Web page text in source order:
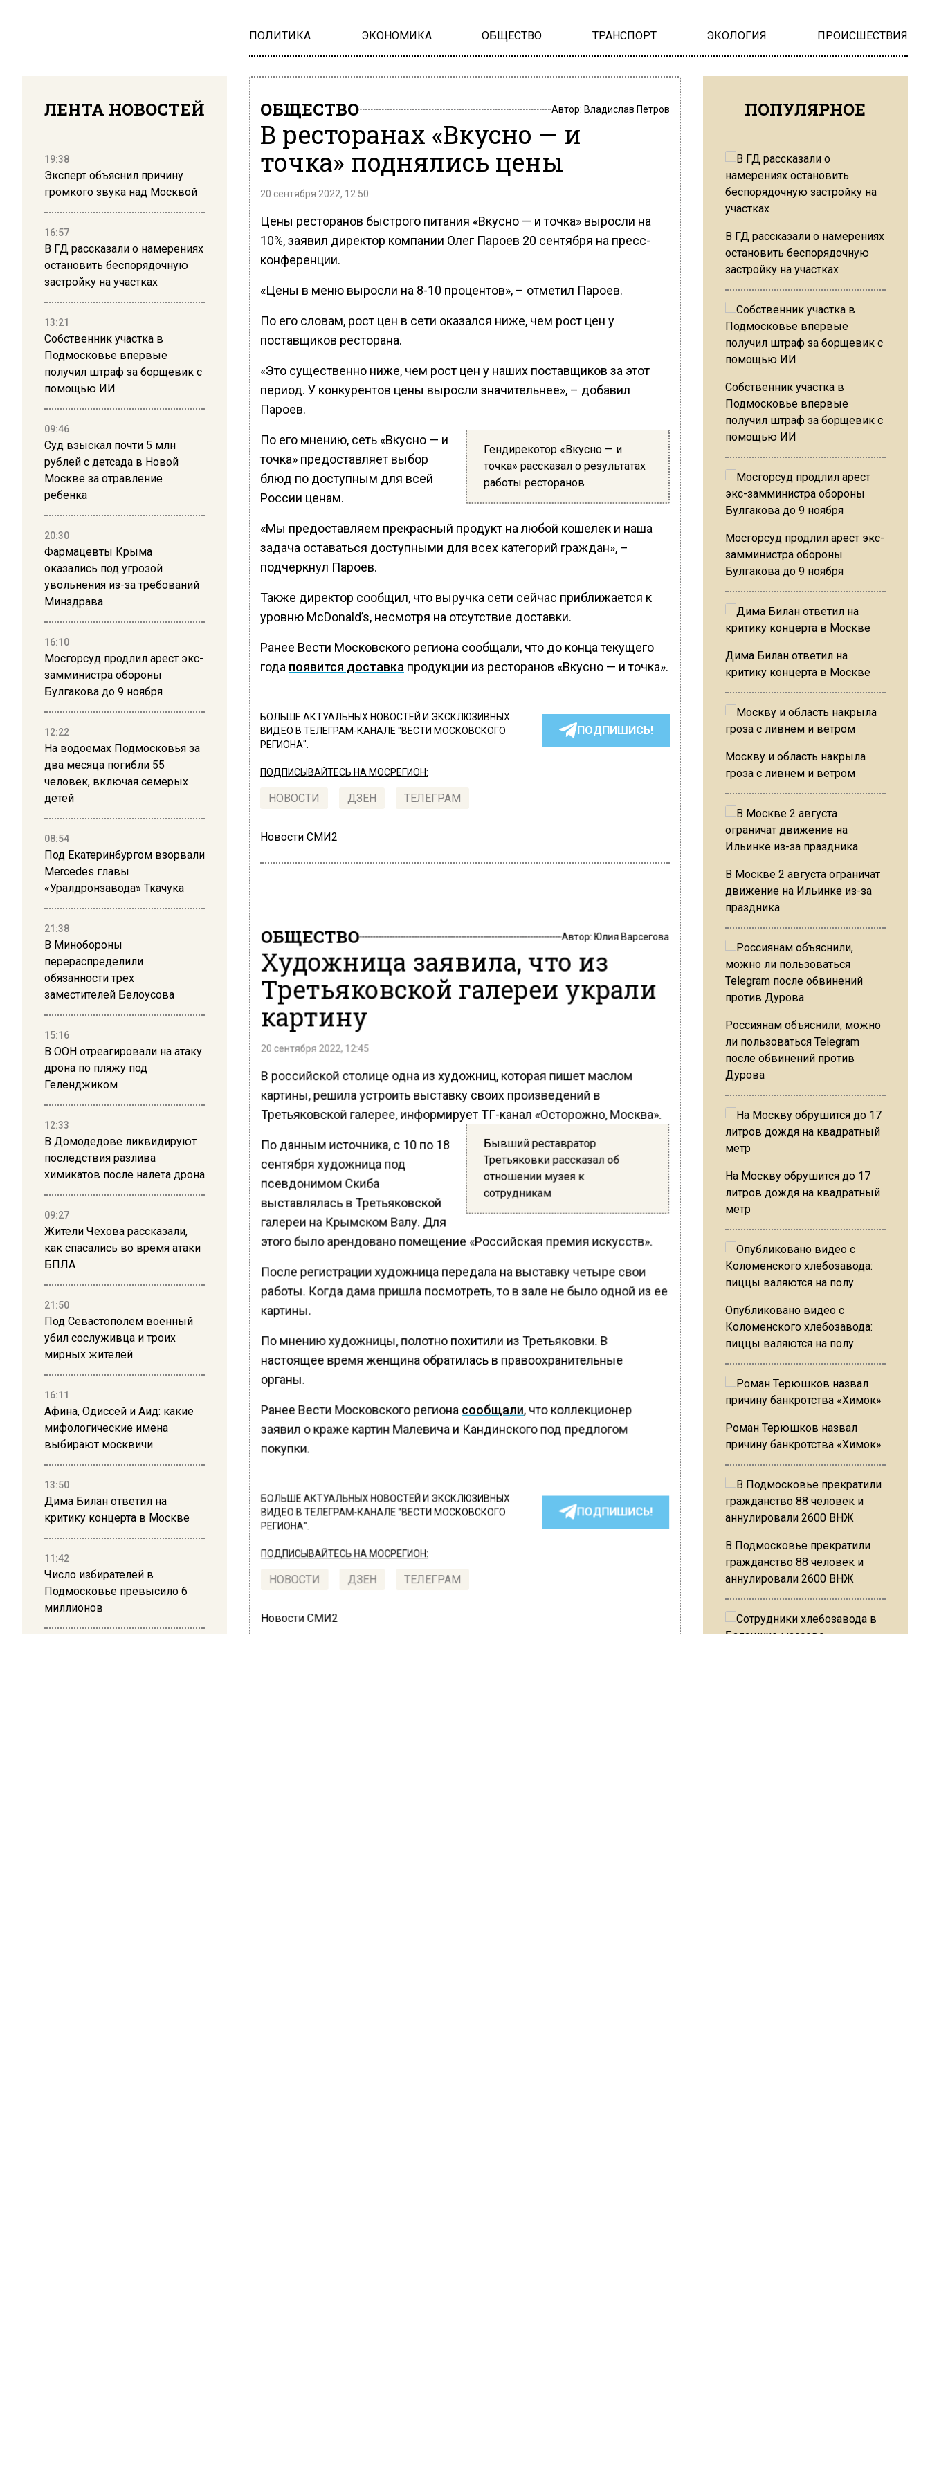
ПОЛИТИКА ЭКОНОМИКА ОБЩЕСТВО ТРАНСПОРТ ЭКОЛОГИЯ ПРОИСШЕСТВИЯ
ЛЕНТА НОВОСТЕЙ
19:38
Эксперт объяснил причину
громкого звука над Москвой
16:57
В ГД рассказали о намерениях
остановить беспорядочную
застройку на участках
13:21
Собственник участка в
Подмосковье впервые
получил штраф за борщевик с
помощью ИИ
09:46
Суд взыскал почти 5 млн
рублей с детсада в Новой
Москве за отравление
ребенка
20:30
Фармацевты Крыма
оказались под угрозой
увольнения из-за требований
Минздрава
16:10
Мосгорсуд продлил арест экс-
замминистра обороны
Булгакова до 9 ноября
12:22
На водоемах Подмосковья за
два месяца погибли 55
человек, включая семерых
детей
08:54
Под Екатеринбургом взорвали
Mercedes главы
«Уралдронзавода» Ткачука
21:38
В Минобороны
перераспределили
обязанности трех
заместителей Белоусова
15:16
В ООН отреагировали на атаку
дрона по пляжу под
Геленджиком
12:33
В Домодедове ликвидируют
последствия разлива
химикатов после налета дрона
09:27
Жители Чехова рассказали,
как спасались во время атаки
БПЛА
21:50
Под Севастополем военный
убил сослуживца и троих
мирных жителей
16:11
Афина, Одиссей и Аид: какие
мифологические имена
выбирают москвичи
13:50
Дима Билан ответил на
критику концерта в Москве
11:42
Число избирателей в
Подмосковье превысило 6
миллионов
ОБЩЕСТВО Автор: Владислав Петров
В ресторанах «Вкусно — и
точка» поднялись цены
20 сентября 2022, 12:50
Цены ресторанов быстрого питания «Вкусно — и точка» выросли на
10%, заявил директор компании Олег Пароев 20 сентября на пресс-
конференции.
«Цены в меню выросли на 8-10 процентов», – отметил Пароев.
По его словам, рост цен в сети оказался ниже, чем рост цен у
поставщиков ресторана.
«Это существенно ниже, чем рост цен у наших поставщиков за этот
период. У конкурентов цены выросли значительнее», – добавил
Пароев.
Гендирекотор «Вкусно — и
точка» рассказал о результатах
работы ресторанов
По его мнению, сеть «Вкусно — и
точка» предоставляет выбор
блюд по доступным для всей
России ценам.
«Мы предоставляем прекрасный продукт на любой кошелек и наша
задача оставаться доступными для всех категорий граждан», –
подчеркнул Пароев.
Также директор сообщил, что выручка сети сейчас приближается к
уровню McDonald’s, несмотря на отсутствие доставки.
Ранее Вести Московского региона сообщали, что до конца текущего
года появится доставка продукции из ресторанов «Вкусно — и точка».
БОЛЬШЕ АКТУАЛЬНЫХ НОВОСТЕЙ И ЭКСКЛЮЗИВНЫХ
ВИДЕО В ТЕЛЕГРАМ-КАНАЛЕ "ВЕСТИ МОСКОВСКОГО
РЕГИОНА".
ПОДПИШИСЬ!
ПОДПИСЫВАЙТЕСЬ НА МОСРЕГИОН:
НОВОСТИ ДЗЕН ТЕЛЕГРАМ
Новости СМИ2
ОБЩЕСТВО Автор:Юлия Варсегова
Художница заявила, что из
Третьяковской галереи украли
картину
20 сентября 2022, 12:45
В российской столице одна из художниц, которая пишет маслом
картины, решила устроить выставку своих произведений в
Третьяковской галерее, информирует ТГ-канал «Осторожно, Москва».
Бывший реставратор
Третьяковки рассказал об
отношении музея к
сотрудникам
По данным источника, с 10 по 18
сентября художница под
псевдонимом Скиба
выставлялась в Третьяковской
галереи на Крымском Валу. Для
этого было арендовано помещение «Российская премия искусств».
После регистрации художница передала на выставку четыре свои
работы. Когда дама пришла посмотреть, то в зале не было одной из ее
картины.
По мнению художницы, полотно похитили из Третьяковки. В
настоящее время женщина обратилась в правоохранительные
органы.
Ранее Вести Московского региона сообщали, что коллекционер
заявил о краже картин Малевича и Кандинского под предлогом
покупки.
БОЛЬШЕ АКТУАЛЬНЫХ НОВОСТЕЙ И ЭКСКЛЮЗИВНЫХ
ВИДЕО В ТЕЛЕГРАМ-КАНАЛЕ "ВЕСТИ МОСКОВСКОГО
РЕГИОНА".
ПОДПИШИСЬ!
ПОДПИСЫВАЙТЕСЬ НА МОСРЕГИОН:
НОВОСТИ ДЗЕН ТЕЛЕГРАМ
Новости СМИ2
ПОПУЛЯРНОЕ
В ГД рассказали о намерениях
остановить беспорядочную
застройку на участках
Собственник участка в
Подмосковье впервые
получил штраф за борщевик с
помощью ИИ
Мосгорсуд продлил арест экс-
замминистра обороны
Булгакова до 9 ноября
Дима Билан ответил на
критику концерта в Москве
Москву и область накрыла
гроза с ливнем и ветром
В Москве 2 августа ограничат
движение на Ильинке из-за
праздника
Россиянам объяснили, можно
ли пользоваться Telegram
после обвинений против
Дурова
На Москву обрушится до 17
литров дождя на квадратный
метр
Опубликовано видео с
Коломенского хлебозавода:
пиццы валяются на полу
Роман Терюшков назвал
причину банкротства «Химок»
В Подмосковье прекратили
гражданство 88 человек и
аннулировали 2600 ВНЖ